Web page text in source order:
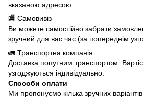
вказаною адресою.
🏬 Самовивіз
Ви можете самостійно забрати
зручний для вас час (за попереднім
🚛 Транспортна компанія
Доставка попутним транспортом.
узгоджуються індивідуально.
Способи оплати
Ми пропонуємо кілька зручних